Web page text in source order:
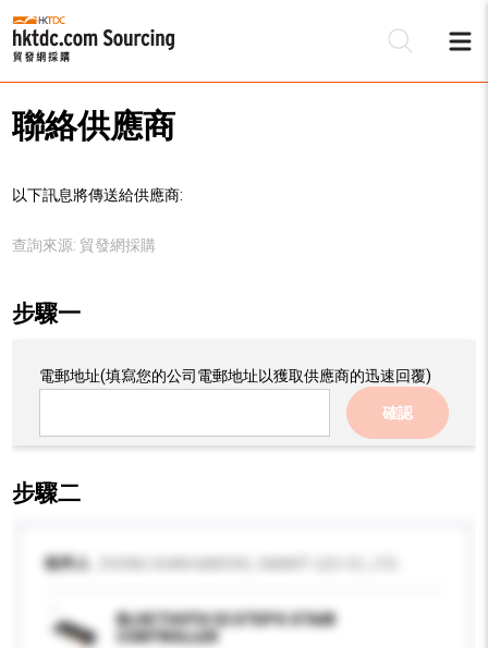
聯絡供應商
以下訊息將傳送給供應商:
查詢來源: 貿發網採購
步驟一
電郵地址(填寫您的公司電郵地址以獲取供應商的迅速回覆)
確認
步驟二
收件人
BLUETOOTH 32 STEPS STAIR
CONTROLLER